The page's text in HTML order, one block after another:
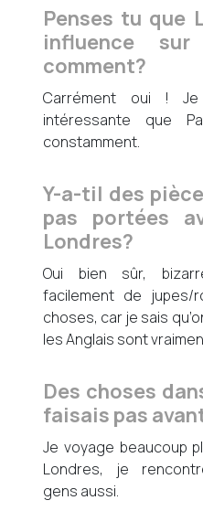
Penses tu que
influence
comment?
Carrément oui !
intéressante que
constamment.
Y-a-til des
pas portées
Londres?
Oui bien sûr,
facilement de jupes/
choses, car je sais
les Anglais sont
Des choses
faisais pas
Je voyage beaucoup
Londres, je
gens aussi.